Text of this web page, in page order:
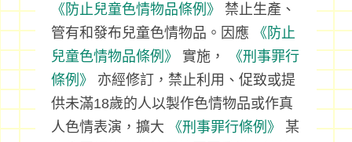
《防止兒童色情物品條例》
禁止生產、
管有和發布兒童色情物品。因應
《防止
兒童色情物品條例》
實施，
《刑事罪行
條例》
亦經修訂，禁止利用、促致或提
供未滿18歲的人以製作色情物品或作真
人色情表演，擴大
《刑事罪行條例》
某